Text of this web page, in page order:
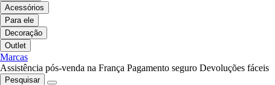
Acessórios
Para ele
Decoração
Outlet
Marcas
Assistência pós-venda na França Pagamento seguro Devoluções fáceis
Pesquisar